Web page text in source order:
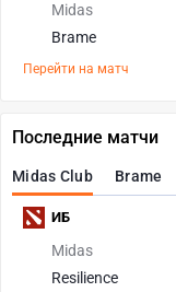
Midas
Brame
Перейти на матч
Последние матчи
Midas Club Brame
Midas
Resilience
ИБ